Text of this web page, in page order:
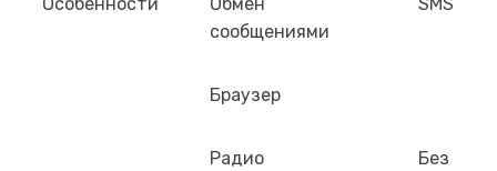
сообщениями
Браузер
Радио Без